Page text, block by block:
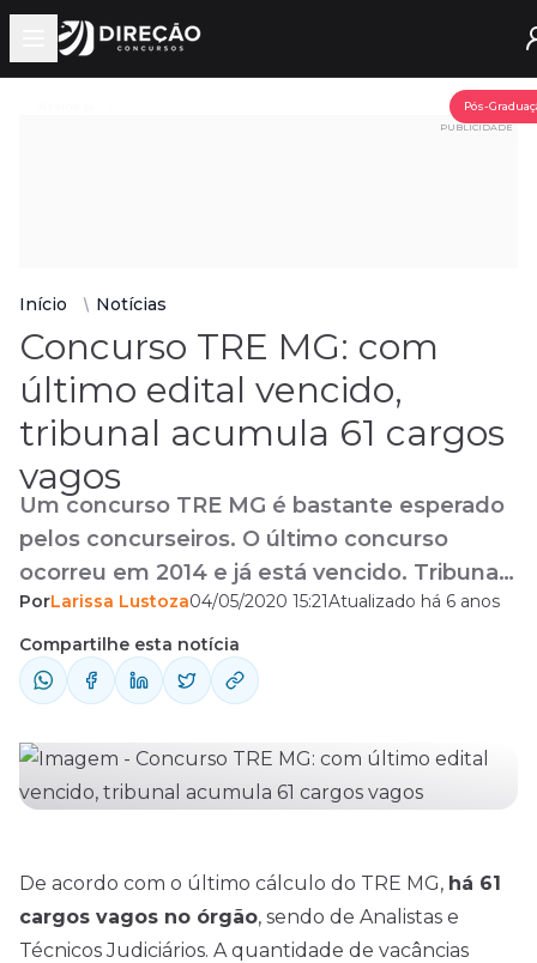
Open main menu
Pós-
PUBLICIDADE
Início Notícias
Concurso TRE MG: com
último edital vencido,
tribunal acumula 61 cargos
vagos
Um concurso TRE MG é bastante esperado
pelos concurseiros. O último concurso
ocorreu em 2014 e já está vencido. Tribunal
acumula mais 60 cargos vagos.
PorLarissa Lustoza04/05/2020 15:21Atualizado há 6 anos
Compartilhe esta notícia
De acordo com o último cálculo do TRE MG, há 61
cargos vagos no órgão, sendo de Analistas e
Técnicos Judiciários. A quantidade de vacâncias